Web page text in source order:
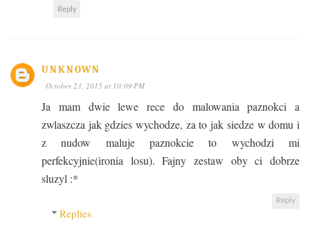
Reply
UNKNOWN
October 23, 2015 at 10:09 PM
Ja mam dwie lewe rece do malowania paznokci a
zwlaszcza jak gdzies wychodze, za to jak siedze w domu i
z nudow maluje paznokcie to wychodzi mi
perfekcyjnie(ironia losu). Fajny zestaw oby ci dobrze
sluzyl :*
Reply
Replies